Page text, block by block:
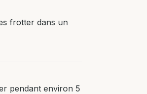
frotter dans un
pendant environ 5